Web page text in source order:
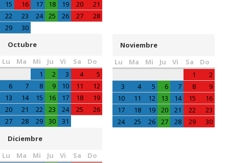
15
16 17 18 19 20
21
22
23 24 25 26 27
28
29
30
Octubre
Lu
Ma Mi Ju Vi Sa
Do
1
2 3 4
5
6
7 8 9 10 11
12
13
14 15 16 17 18
19
20
21 22 23 24 25
26
27
28 29 30 31
Noviembre
Lu
Ma Mi Ju Vi Sa
Do
1
2
3
4 5 6 7 8
9
10
11 12 13 14 15
16
17
18 19 20 21 22
23
24
25 26 27 28 29
30
Diciembre
Lu
Ma Mi Ju Vi Sa
Do